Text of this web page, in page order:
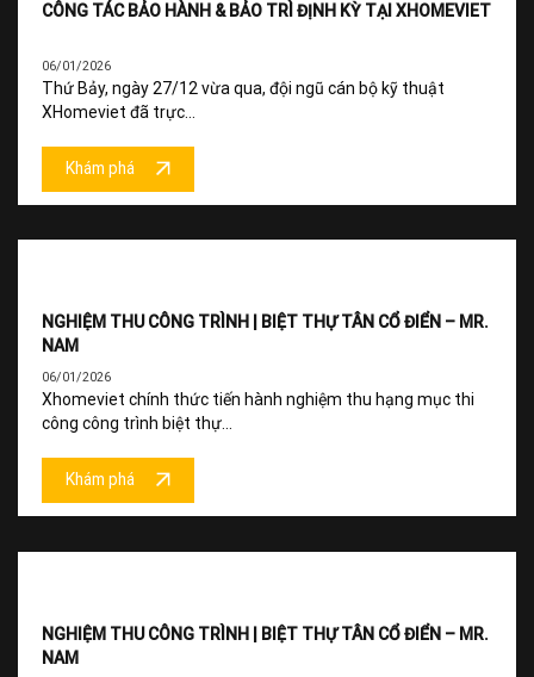
CÔNG TÁC BẢO HÀNH & BẢO TRÌ ĐỊNH KỲ TẠI XHOMEVIET
06/01/2026
Thứ Bảy, ngày 27/12 vừa qua, đội ngũ cán bộ kỹ thuật
XHomeviet đã trực...
Khám phá
NGHIỆM THU CÔNG TRÌNH | BIỆT THỰ TÂN CỔ ĐIỂN – MR.
NAM
06/01/2026
Xhomeviet chính thức tiến hành nghiệm thu hạng mục thi
công công trình biệt thự...
Khám phá
NGHIỆM THU CÔNG TRÌNH | BIỆT THỰ TÂN CỔ ĐIỂN – MR.
NAM